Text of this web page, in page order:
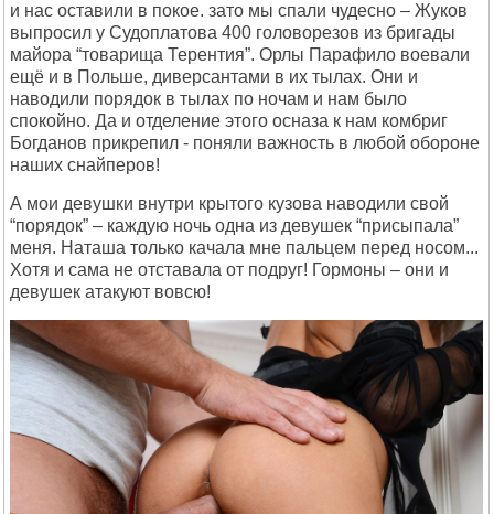
и нас оставили в покое. зато мы спали чудесно – Жуков
выпросил у Судоплатова 400 головорезов из бригады
майора “товарища Терентия”. Орлы Парафило воевали
ещё и в Польше, диверсантами в их тылах. Они и
наводили порядок в тылах по ночам и нам было
спокойно. Да и отделение этого осназа к нам комбриг
Богданов прикрепил - поняли важность в любой обороне
наших снайперов!
А мои девушки внутри крытого кузова наводили свой
“порядок” – каждую ночь одна из девушек “присыпала”
меня. Наташа только качала мне пальцем перед носом...
Хотя и сама не отставала от подруг! Гормоны – они и
девушек атакуют вовсю!